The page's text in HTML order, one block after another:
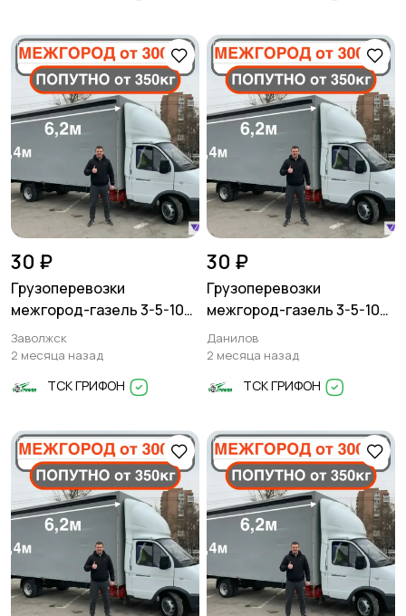
30 ₽
Грузоперевозки
межгород-газель 3-5-10
тонн
Заволжск
2 месяца назад
ТСК ГРИФОН
30 ₽
Грузоперевозки
межгород-газель 3-5-10
тонн
Данилов
2 месяца назад
ТСК ГРИФОН